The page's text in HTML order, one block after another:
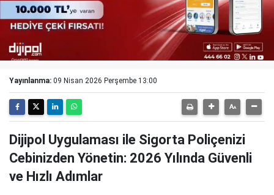
Yayınlanma: 09 Nisan 2026 Perşembe 13:00
Dijipol Uygulaması ile Sigorta Poliçenizi
Cebinizden Yönetin: 2026 Yılında Güvenli
ve Hızlı Adımlar